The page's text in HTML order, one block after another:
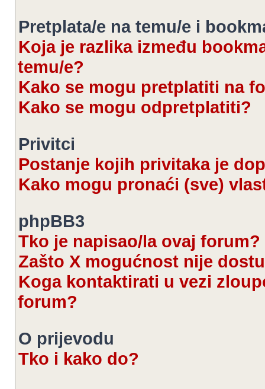
Pretplata/e na temu/e i
Koja je razlika između
temu/e?
Kako se mogu pretplatiti na
Kako se mogu odpretplatiti?
Privitci
Postanje kojih privitaka je
Kako mogu pronaći (sve)
phpBB3
Tko je napisao/la ovaj forum?
Zašto X mogućnost nije
Koga kontaktirati u vezi
forum?
O prijevodu
Tko i kako do?